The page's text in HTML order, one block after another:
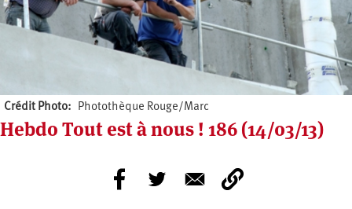
Crédit Photo Photothèque Rouge/Marc
Hebdo Tout est à nous ! 186 (14/03/13)